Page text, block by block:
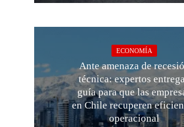
ECONOMÍA
Ante amenaza de
técnica: expertos
guía para que las
en Chile recuperen
operacional